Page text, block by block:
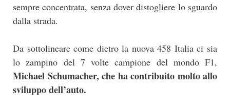
sempre concentrata, senza dover distogliere lo sguardo
dalla strada.
Da sottolineare come dietro la nuova 458 Italia ci sia
lo zampino del 7 volte campione del mondo F1,
Michael Schumacher, che ha contribuito molto allo
sviluppo dell’auto.